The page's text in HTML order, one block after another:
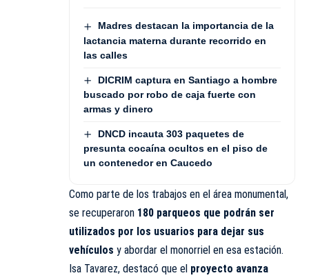
Madres destacan la importancia de la
lactancia materna durante recorrido en
las calles
DICRIM captura en Santiago a hombre
buscado por robo de caja fuerte con
armas y dinero
DNCD incauta 303 paquetes de
presunta cocaína ocultos en el piso de
un contenedor en Caucedo
Como parte de los trabajos en el área monumental,
se recuperaron 180 parqueos que podrán ser
utilizados por los usuarios para dejar sus
vehículos y abordar el monorriel en esa estación.
Isa Tavarez, destacó que el proyecto avanza